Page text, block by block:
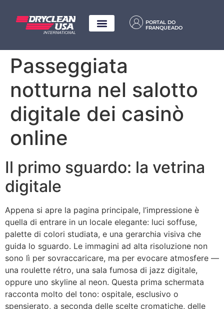
PORTAL DO
FRANQUEADO
Passeggiata
notturna nel salotto
digitale dei casinò
online
Il primo sguardo: la vetrina
digitale
Appena si apre la pagina principale, l’impressione è
quella di entrare in un locale elegante: luci soffuse,
palette di colori studiata, e una gerarchia visiva che
guida lo sguardo. Le immagini ad alta risoluzione non
sono lì per sovraccaricare, ma per evocare atmosfere —
una roulette rétro, una sala fumosa di jazz digitale,
oppure uno skyline al neon. Questa prima schermata
racconta molto del tono: ospitale, esclusivo o
spensierato, a seconda delle scelte cromatiche, delle